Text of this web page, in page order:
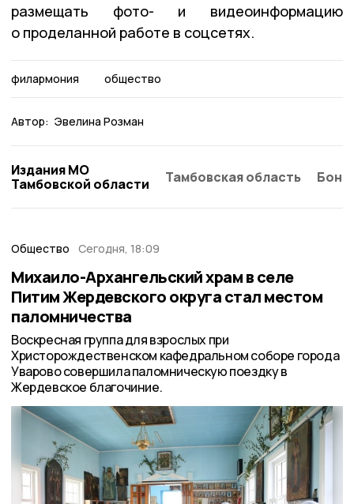
размещать фото- и видеоинформацию
о проделанной работе в соцсетях.
филармония общество
Автор: Эвелина Розман
Издания МО
Тамбовской области
Тамбовская область
Общество Сегодня, 18:09
Михаило-Архангельский храм в селе
Питим Жердевского округа стал местом
паломничества
Воскресная группа для взрослых при
Христорождественском кафедральном соборе города
Уварово совершила паломническую поездку в
Жердевское благочиние.